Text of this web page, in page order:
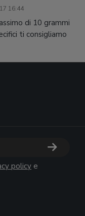
16:44
di 10 grammi
ti consigliamo
policy e